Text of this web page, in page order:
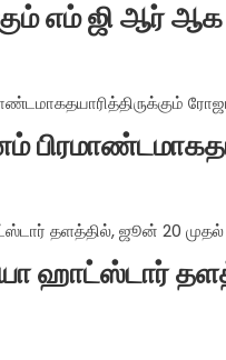
எம் ஜி ஆர்
ஹாட்ஸ்டார்